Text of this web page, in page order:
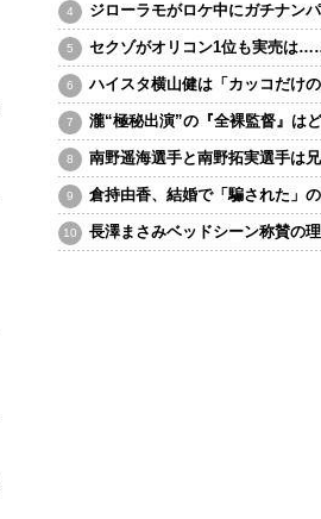
ジローラモがロケ中にガチナンパ
セクゾがオリコン1位も実売は
ハイスタ横山健は「カッコだけの
瀧“極秘出演”の『全裸監督』は
南野遥海選手と南野拓実選手は
倉持由香、結婚で「騙された」
長澤まさみベッドシーン称賛の